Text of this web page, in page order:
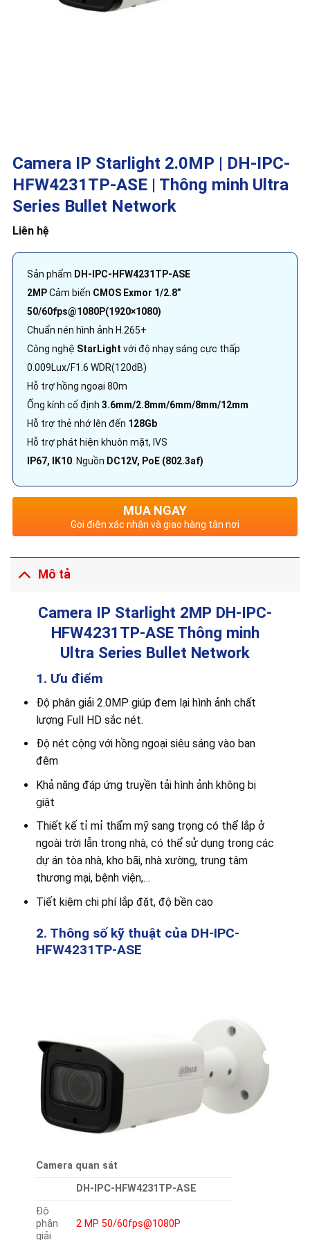
Camera IP Starlight 2.0MP | DH-IPC-
HFW4231TP-ASE | Thông minh Ultra
Series Bullet Network
Liên hệ
Sản phẩm D H-IPC-HFW4231TP-ASE
2MPCảm biến CMOS Exmor 1/2.8”
50/60fps@1080P(1920×1080)
Chuẩn nén hình ảnh H.265+
Công nghệ StarLight với độ nhạy sáng cực thấp
0.009Lux/F1.6 WDR(120dB)
Hỗ trợ hồng ngoại 80m
Ống kính cố định 3.6mm/2.8mm/6mm/8mm/12mm
Hỗ trợ thẻ nhớ lên đến 128Gb
Hỗ trợ phát hiện khuôn mặt, IVS
IP67, IK10 . Nguồn DC12V, PoE (802.3af)
MUA NGAY
Gọi điện xác nhận và giao hàng tận nơi
Mô tả
Camera IP Starlight 2MP DH-IPC-
HFW4231TP-ASE Thông minh
Ultra Series Bullet Network
1. Ưu điểm
Độ phân giải 2.0MP giúp đem lại hình ảnh chất
lượng Full HD sắc nét.
Độ nét cộng với hồng ngoại siêu sáng vào ban
đêm
Khả năng đáp ứng truyền tải hình ảnh không bị
giật
Thiết kế tỉ mỉ thẩm mỹ sang trọng có thể lắp ở
ngoài trời lẫn trong nhà, có thể sử dụng trong các
dự án tòa nhà, kho bãi, nhà xường, trung tâm
thương mại, bệnh viện,…
Tiết kiệm chi phí lắp đặt, độ bền cao
2. Thông số kỹ thuật của DH-IPC-
HFW4231TP-ASE
Camera quan sát
DH-IPC-HFW4231TP-ASE
Độ
phân
giải
2 MP 50/60fps@1080P